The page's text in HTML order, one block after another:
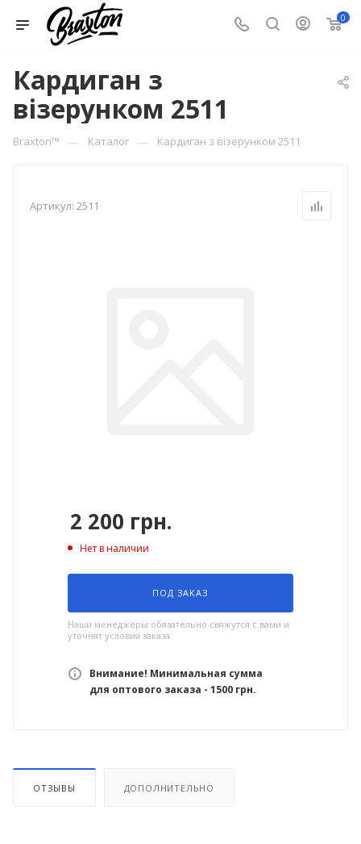
0
Кардиган з
візерунком 2511
Braxton™ — Каталог — Кардиган з візерунком 2511
Артикул: 2511
2 200 грн.
Нет в наличии
ПОД ЗАКАЗ
Наши менеджеры обязательно свяжутся с вами и
уточнят условия заказа
Внимание! Минимальная сумма
для оптового заказа - 1500 грн.
ОТЗЫВЫ ДОПОЛНИТЕЛЬНО